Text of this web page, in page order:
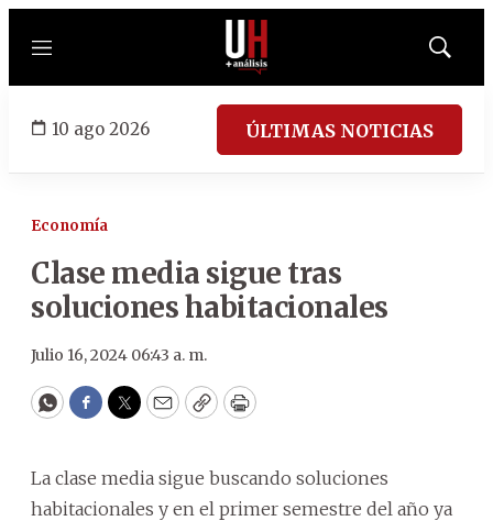
Menú
Mostrar
10 ago 2026 ÚLTIMAS NOTICIAS
Economía
Clase media sigue tras
soluciones habitacionales
Julio 16, 2024 06:43 a. m.
WhatsApp
Facebook
Twitter
EmailCopyPrint
La clase media sigue buscando soluciones
habitacionales y en el primer semestre del año ya